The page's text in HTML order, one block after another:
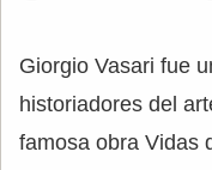
Giorgio Vasari fue
historiadores del
famosa obra Vidas